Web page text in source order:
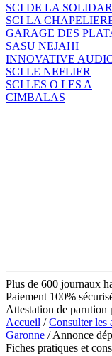
SCI DE LA
SCI LA
GARAGE DES
SASU NEJAHI
INNOVATIVE
SCI LE NEFLIER
SCI LES O LES A
CIMBALAS
Plus de 600 journaux
Paiement 100%
Attestation de parution
Accueil /Consulter les
Garonne / Annonce
Fiches pratiques et